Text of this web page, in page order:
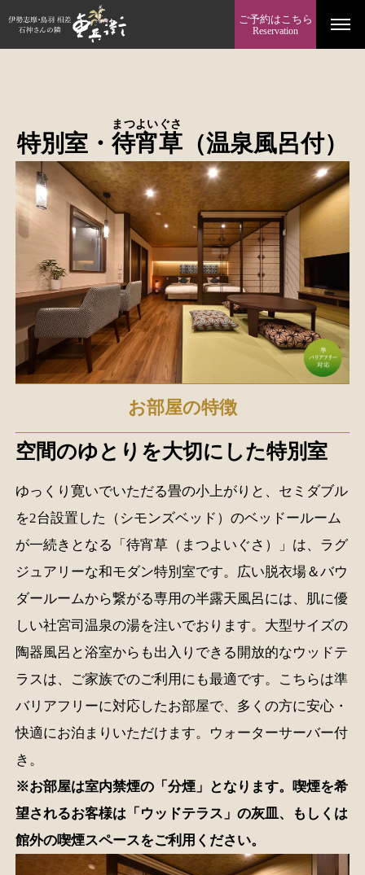
ご予約はこちら
Reservation
特別室・ 待宵草
まつよいぐさ
（温泉風呂付）
お部屋の特徴
空間のゆとりを大切にした特別室
ゆっくり寛いでいただる畳の小上がりと、セミダブル
を2台設置した（シモンズベッド）のベッドールーム
が一続きとなる「待宵草（まつよいぐさ）」は、ラグ
ジュアリーな和モダン特別室です。広い脱衣場＆バウ
ダールームから繋がる専用の半露天風呂には、肌に優
しい社宮司温泉の湯を注いでおります。大型サイズの
陶器風呂と浴室からも出入りできる開放的なウッドテ
ラスは、ご家族でのご利用にも最適です。こちらは準
バリアフリーに対応したお部屋で、多くの方に安心・
快適にお泊まりいただけます。ウォーターサーバー付
き。
※お部屋は室内禁煙の「分煙」となります。喫煙を希
望されるお客様は「ウッドテラス」の灰皿、もしくは
館外の喫煙スペースをご利用ください。